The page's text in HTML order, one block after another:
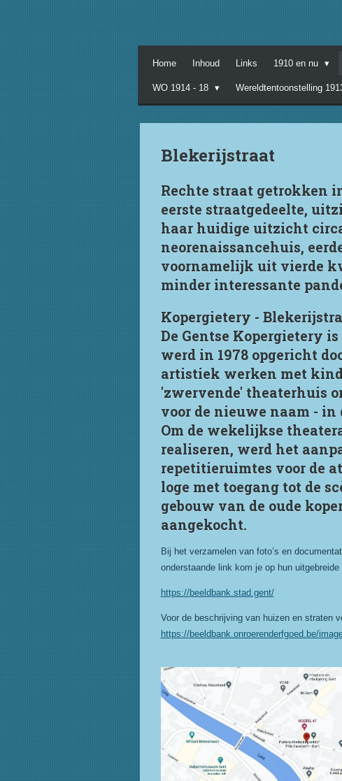
Home Inhoud Links 1910 en nu
WO 1914 - 18 Wereldtentoonstelling
Blekerijstraat
Rechte straat getrokken
eerste straatgedeelte,
haar huidige uitzicht
neorenaissancehuis,
voornamelijk uit vierde
minder interessante
Kopergietery -
De Gentse Kopergietery
werd in 1978 opgericht
artistiek werken met
'zwervende' theaterhuis
voor de nieuwe naam -
Om de wekelijkse
realiseren, werd het
repetitieruimtes voor de
loge met toegang tot de
gebouw van de oude
aangekocht.
Bij het verzamelen van foto’s en
onderstaande link kom je op hun uitgebreide
https://beeldbank.stad.gent/
Voor de beschrijving van huizen en straten
https://beeldbank.onroerenderfgoed.be/